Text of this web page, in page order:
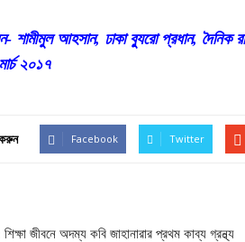
শামীমুল আহসান, ঢাকা ব্যুরো প্রধান, দৈনিক
২০১৭
Facebook Twitter
জীবনে অদম্য কবি জাহানারার প্রথম কাব্য গ্রন্থ্য